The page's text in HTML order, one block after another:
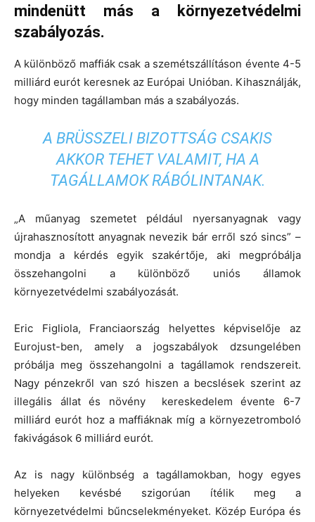
mindenütt más a környezetvédelmi
szabályozás.
A különböző maffiák csak a szemétszállításon évente 4-5
milliárd eurót keresnek az Európai Unióban. Kihasználják,
hogy minden tagállamban más a szabályozás.
A BRÜSSZELI BIZOTTSÁG CSAKIS
AKKOR TEHET VALAMIT, HA A
TAGÁLLAMOK RÁBÓLINTANAK.
„A műanyag szemetet például nyersanyagnak vagy
újrahasznosított anyagnak nevezik bár erről szó sincs” –
mondja a kérdés egyik szakértője, aki megpróbálja
összehangolni a különböző uniós államok
környezetvédelmi szabályozását.
Eric Figliola, Franciaország helyettes képviselője az
Eurojust-ben, amely a jogszabályok dzsungelében
próbálja meg összehangolni a tagállamok rendszereit.
Nagy pénzekről van szó hiszen a becslések szerint az
illegális állat és növény kereskedelem évente 6-7
milliárd eurót hoz a maffiáknak míg a környezetromboló
fakivágások 6 milliárd eurót.
Az is nagy különbség a tagállamokban, hogy egyes
helyeken kevésbé szigorúan ítélik meg a
környezetvédelmi bűncselekményeket. Közép Európa és